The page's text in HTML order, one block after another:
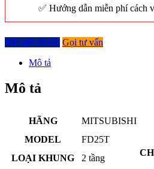
Hướng dẫn miễn phí cách
Báo giá nhanh Gọi tư vấn
Mô tả
Mô tả
HÃNG MITSUBISHI
MODEL
FD25T
LOẠI KHUNG
2 tầng